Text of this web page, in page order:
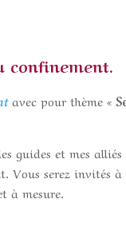
confinement.
avec pour thème «
guides et mes
Vous serez invités
à mesure.